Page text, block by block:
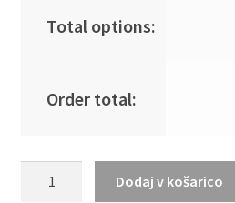
Total options:
Order total:
Dodaj v košarico